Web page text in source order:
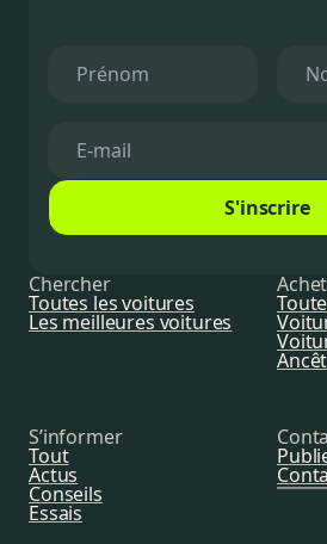
S'inscrire
Chercher
Toutes les voitures
Les meilleures voitures
S’informer
Tout
Actus
Conseils
Essais